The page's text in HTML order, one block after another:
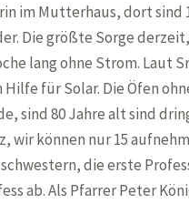
im Mutterhaus, dort sind
Die größte Sorge
lang ohne Strom. Laut
für Solar. Die Öfen
sind 80 Jahre alt sind
können nur 15
die erste
ab. Als Pfarrer Peter